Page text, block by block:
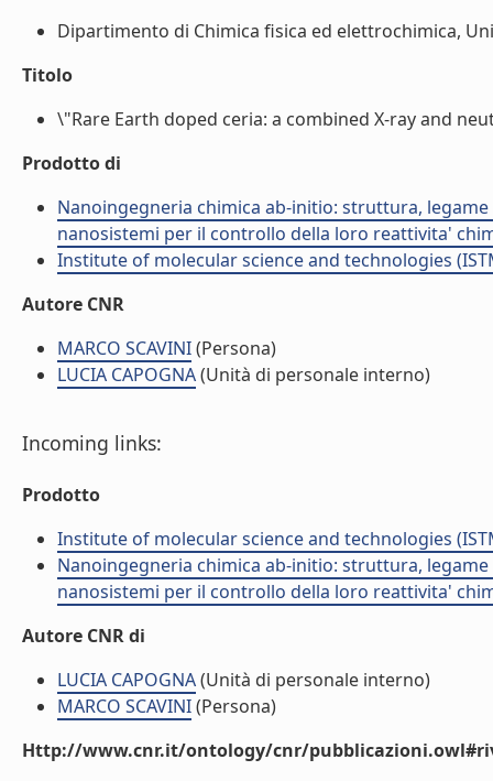
Dipartimento di Chimica fisica ed elettrochimica,
Titolo
\"Rare Earth doped ceria: a combined X-ray and
Prodotto di
Nanoingegneria chimica ab-initio: struttura,
nanosistemi per il controllo della loro reattivita'
Institute of molecular science and technologies
Autore CNR
MARCO SCAVINI(Persona)
LUCIA CAPOGNA(Unità di personale interno)
Incoming links:
Prodotto
Institute of molecular science and technologies
Nanoingegneria chimica ab-initio: struttura,
nanosistemi per il controllo della loro reattivita'
Autore CNR di
LUCIA CAPOGNA(Unità di personale interno)
MARCO SCAVINI(Persona)
Http://www.cnr.it/ontology/cnr/